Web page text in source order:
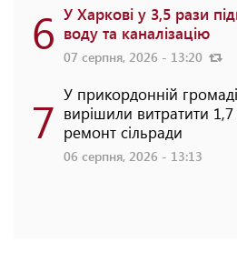
6 У Харкові у 3,5 рази
воду та каналізацію
07 серпня, 2026 - 13:20
7 У прикордонній
вирішили витратити
ремонт сільради
06 серпня, 2026 - 13:13